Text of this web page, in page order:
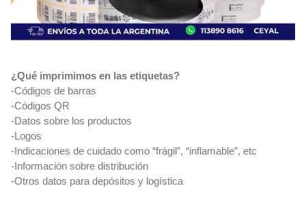
¿Qué imprimimos en las etiquetas?
-Códigos de barras
-Códigos QR
-Datos sobre los productos
-Logos
-Indicaciones de cuidado como “frágil”, “inflamable”, etc
-Información sobre distribución
-Otros datos para depósitos y logística